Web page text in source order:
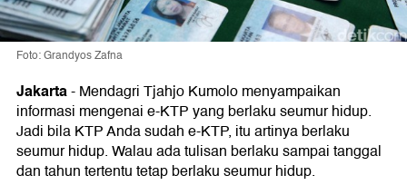
Foto: Grandyos Zafna
Jakarta-Mendagri Tjahjo Kumolo menyampaikan
informasi mengenai e-KTP yang berlaku seumur hidup.
Jadi bila KTP Anda sudah e-KTP, itu artinya berlaku
seumur hidup. Walau ada tulisan berlaku sampai tanggal
dan tahun tertentu tetap berlaku seumur hidup.